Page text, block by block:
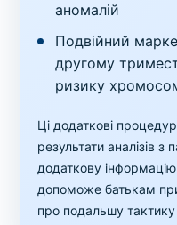
аномалій
Подвійний
другому
ризику
Ці додаткові
результати аналізів з
додаткову
допоможе батькам
про подальшу тактику